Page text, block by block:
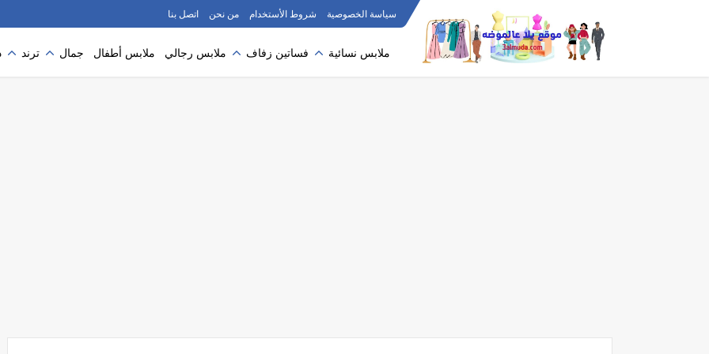
سياسة الخصوصية شروط الأستخدام من نحن اتصل بنا
ملابس نسائية فساتين زفاف ملابس رجالي ملابس أطفال جمال ترند